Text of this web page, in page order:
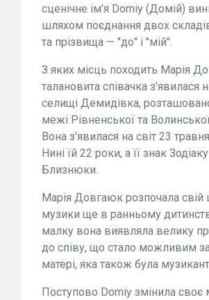
сценічне ім'я Domiy (Домій)
шляхом поєднання двох складів
та прізвища — "до" і "мій".
З яких місць походить Марія
талановита співачка з'явилася
селищі Демидівка,
межі Рівненської та
Вона з'явилася на світ 23
Нині їй 22 роки, а її знак
Близнюки.
Марія Довгаюк розпочала свій
музики ще в ранньому
малку вона виявляла велику
до співу, що стало можливим
матері, яка також була
Поступово Domiy змінила своє